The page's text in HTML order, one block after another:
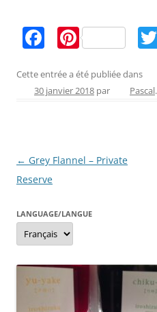
c
e
o
k
Pi
er
e
Cette entrée a été publiée dans
30 janvier 2018 par Pascal.
Navigation
des
← Grey Flannel – Private
Reserve
LANGUAGE/LANGUE
Language/langue